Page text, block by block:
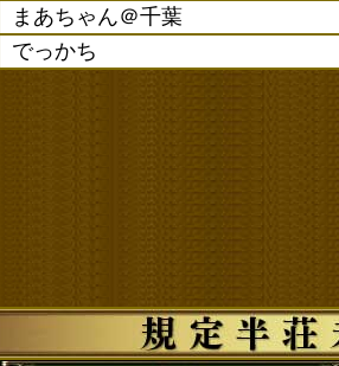
まあちゃん＠千葉
でっかち